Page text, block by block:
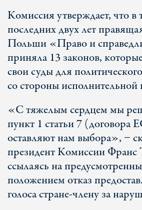
Комиссия утверждает, что в
последних двух лет
Польши «Право и
приняла 13 законов,
свои суды для
со стороны исполнительной
«С тяжелым сердцем мы
пункт 1 статьи 7 (договора
оставляют нам выбора», −
президент Комиссии Франс
ссылаясь на
положением отказ
голоса стране-члену за